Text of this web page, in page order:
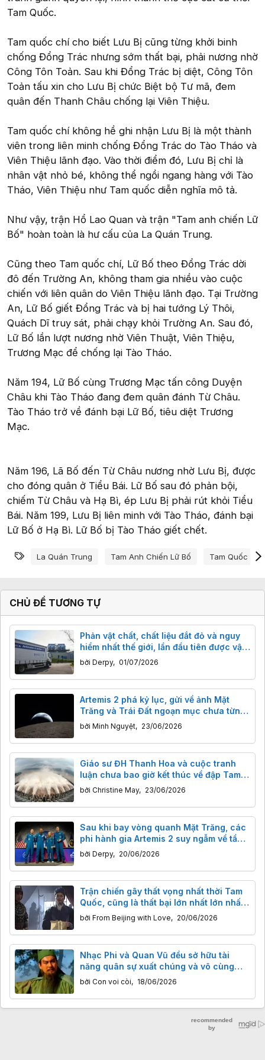
Tam Quốc.
Tam quốc chí cho biết Lưu Bị cũng từng khởi binh
chống Đổng Trác nhưng sớm thất bại, phải nương nhờ
Công Tôn Toản. Sau khi Đổng Trác bị diệt, Công Tôn
Toản tấu xin cho Lưu Bị chức Biệt bộ Tư mã, đem
quân đến Thanh Châu chống lại Viên Thiệu.
Tam quốc chí không hề ghi nhận Lưu Bị là một thành
viên trong liên minh chống Đổng Trác do Tào Tháo và
Viên Thiệu lãnh đạo. Vào thời điểm đó, Lưu Bị chỉ là
nhân vật nhỏ bé, không thể ngồi ngang hàng với Tào
Tháo, Viên Thiệu như Tam quốc diễn nghĩa mô tả.
Như vậy, trận Hổ Lao Quan và trận "Tam anh chiến Lữ
Bố" hoàn toàn là hư cấu của La Quán Trung.
Cũng theo Tam quốc chí, Lữ Bố theo Đổng Trác dời
đô đến Trường An, không tham gia nhiều vào cuộc
chiến với liên quân do Viên Thiệu lãnh đạo. Tại Trường
An, Lữ Bố giết Đổng Trác và bị hai tướng Lý Thôi,
Quách Dĩ truy sát, phải chạy khỏi Trường An. Sau đó,
Lữ Bố lần lượt nương nhờ Viên Thuật, Viên Thiệu,
Trương Mạc để chống lại Tào Tháo.
Năm 194, Lữ Bố cùng Trương Mạc tấn công Duyện
Châu khi Tào Tháo đang đem quân đánh Từ Châu.
Tào Tháo trở về đánh bại Lữ Bố, tiêu diệt Trương
Mạc.
Năm 196, Lã Bố đến Từ Châu nương nhờ Lưu Bị, được
cho đóng quân ở Tiểu Bái. Lữ Bố sau đó phản bội,
chiếm Từ Châu và Hạ Bì, ép Lưu Bị phải rút khỏi Tiểu
Bái. Năm 199, Lưu Bị liên minh với Tào Tháo, đánh bại
Lữ Bố ở Hạ Bì. Lữ Bố bị Tào Tháo giết chết.
Từ khóa
La Quán Trung Tam Anh Chiến Lữ Bố Tam Quốc
CHỦ ĐỀ TƯƠNG TỰ
Phản vật chất, chất liệu đắt đỏ và nguy
hiểm nhất thế giới, lần đầu tiên được vận
chuyển bằng xe tải
bởi Derpy, 01/07/2026
Artemis 2 phá kỷ lục, gửi về ảnh Mặt
Trăng và Trái Đất ngoạn mục chưa từng
thấy
bởi Minh Nguyệt, 23/06/2026
Giáo sư ĐH Thanh Hoa và cuộc tranh
luận chưa bao giờ kết thúc về đập Tam
Hiệp
bởi Christine May, 23/06/2026
Sau khi bay vòng quanh Mặt Trăng, các
phi hành gia Artemis 2 suy ngẫm về tầm
quan trọng của trải nghiệm
bởi Derpy, 20/06/2026
Trận chiến gây thất vọng nhất thời Tam
Quốc, cũng là thất bại lớn nhất lớn nhất
trong đời Gia Cát Lượng!
bởi From Beijing with Love, 20/06/2026
Nhạc Phi và Quan Vũ đều sở hữu tài
năng quân sự xuất chúng và vô cùng
trung thành. Tại sao chỉ Quan Vũ được
tôn Thánh Võ?
bởi Con voi còi, 18/06/2026